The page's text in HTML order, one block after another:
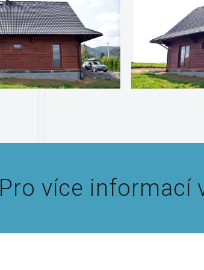
Pro více informací